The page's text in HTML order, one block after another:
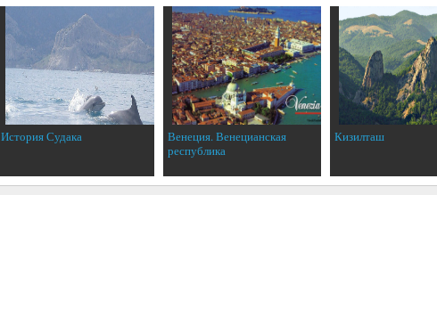
История Судака
Венеция. Венецианская
республика
Кизилташ